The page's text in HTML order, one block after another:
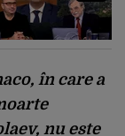
în care a
nu este